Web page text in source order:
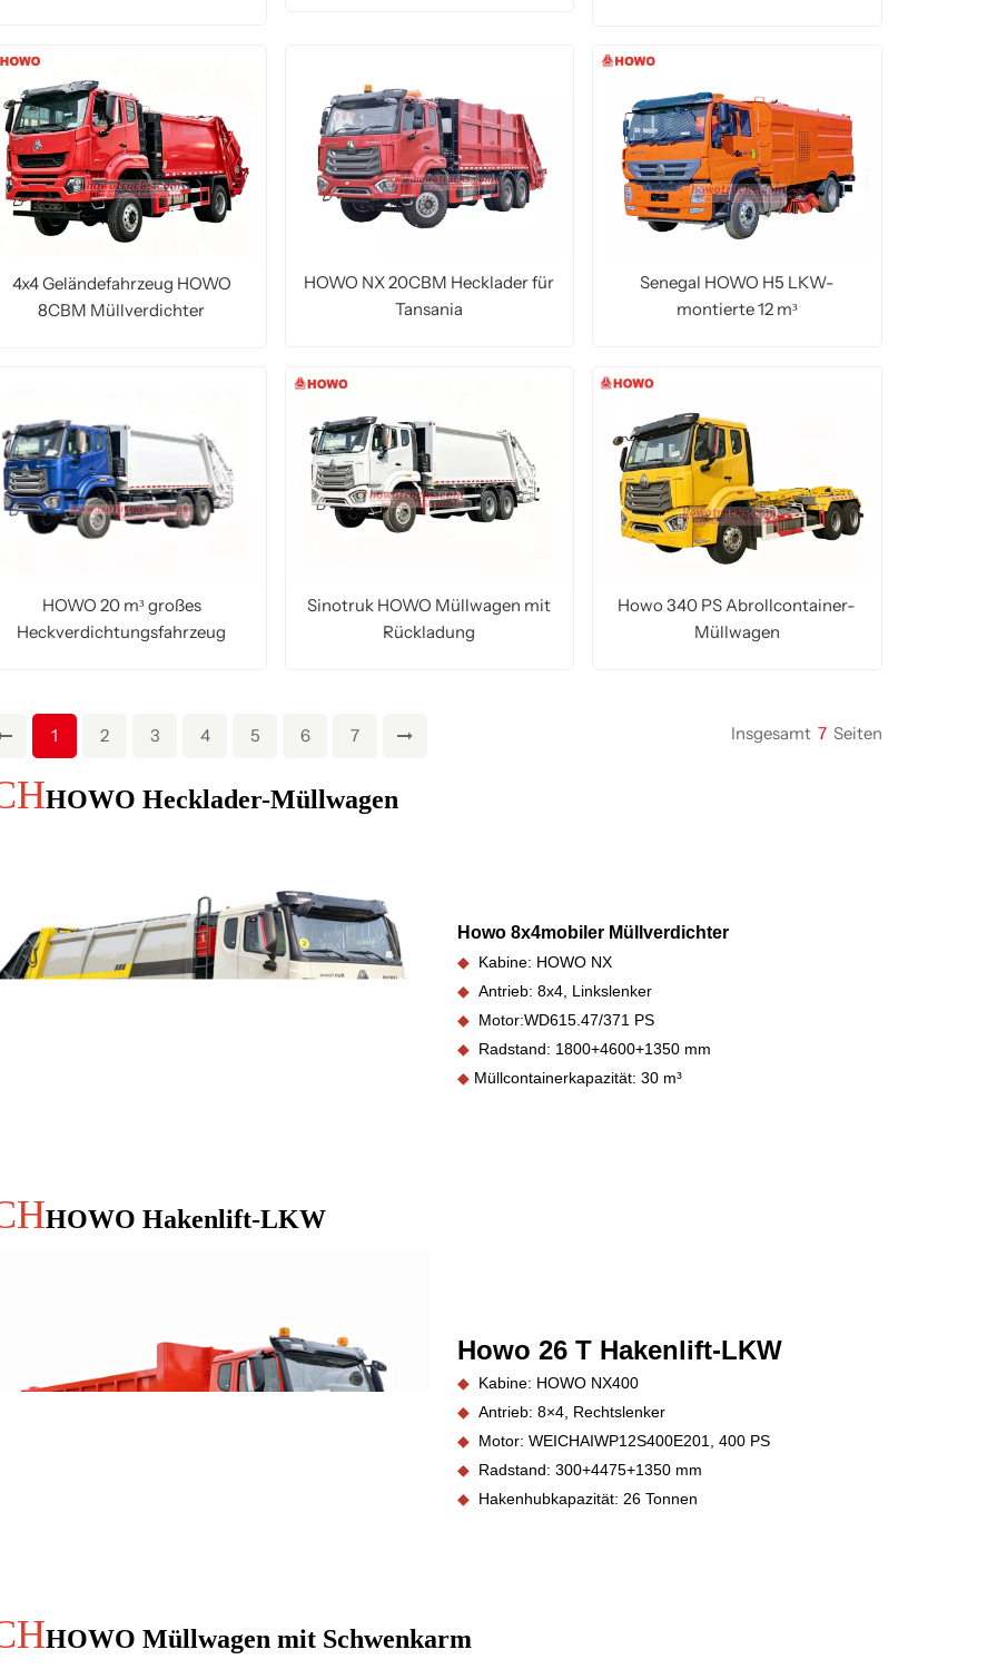
4x4 Geländefahrzeug HOWO
8CBM Müllverdichter
HOWO NX 20CBM Hecklader für
Tansania
Senegal HOWO H5 LKW-
montierte 12 m³
HOWO 20 m³ großes
Heckverdichtungsfahrzeug
Sinotruk HOWO Müllwagen mit
Rückladung
Howo 340 PS Abrollcontainer-
Müllwagen
1 2 3 4 5 6 7 Insgesamt 7 Seiten
HOWO Hecklader-Müllwagen
Howo 8x4mobiler Müllverdichter
◆ Kabine: HOWO NX
◆ Antrieb: 8x4, Linkslenker
◆ Motor:WD615.47/371 PS
◆ Radstand: 1800+4600+1350 mm
◆ Müllcontainerkapazität: 30 m³
HOWO Hakenlift-LKW
Howo 26 T Hakenlift-LKW
◆ Kabine: HOWO NX400
◆ Antrieb: 8×4, Rechtslenker
◆ Motor: WEICHAIWP12S400E201, 400 PS
◆ Radstand: 300+4475+1350 mm
◆ Hakenhubkapazität: 26 Tonnen
HOWO Müllwagen mit Schwenkarm